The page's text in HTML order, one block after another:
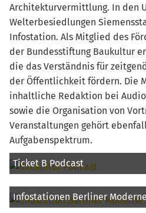
Architekturvermittlung. In den
Welterbesiedlungen
Infostation. Als Mitglied des
der Bundesstiftung Baukultur
die das Verständnis für
der Öffentlichkeit fördern. Die
inhaltliche Redaktion bei
sowie die Organisation von
Veranstaltungen gehört
Aufgabenspektrum.
Ticket B Podcast
Infostationen Berliner Moderne